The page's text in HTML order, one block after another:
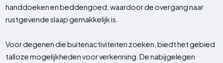
handdoeken en beddengoed, waardoor de overgang naar
rustgevende slaap gemakkelijk is.
Voor degenen die buitenactiviteiten zoeken, biedt het gebied
talloze mogelijkheden voor verkenning. De nabijgelegen